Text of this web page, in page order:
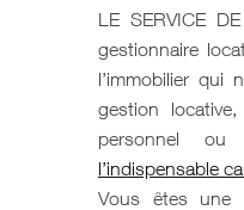
LE SERVICE
gestionnaire
l’immobilier qui
gestion
personnel ou
l’indispensable
Vous êtes une